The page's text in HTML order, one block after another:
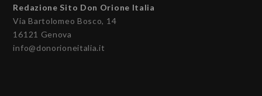
Redazione Sito Don Orione Italia
Via Bartolomeo Bosco, 14
16121 Genova
info@donorioneitalia.it